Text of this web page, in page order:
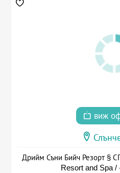
виж
Дрийм Съни Бийч Резорт §
Resort and Spa /